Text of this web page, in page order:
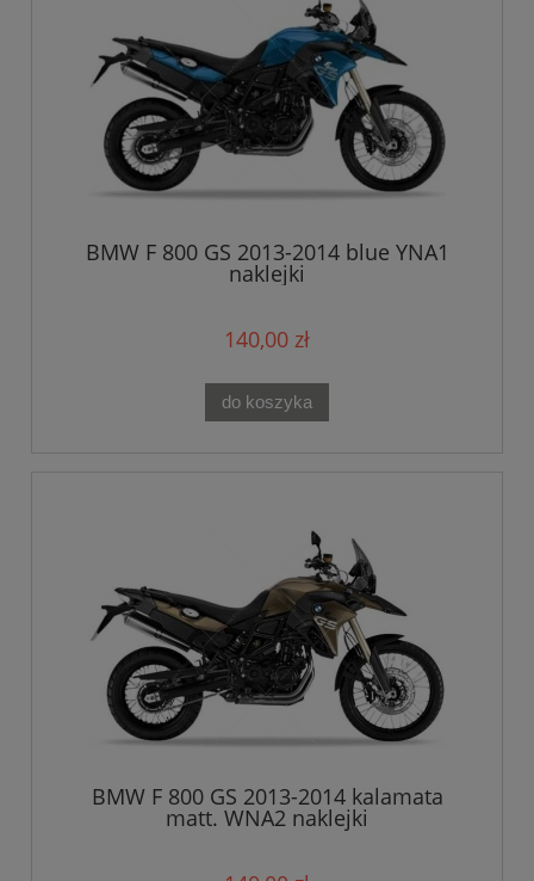
BMW F 800 GS 2013-2014 blue YNA1
naklejki
140,00 zł
do koszyka
BMW F 800 GS 2013-2014 kalamata
matt. WNA2 naklejki